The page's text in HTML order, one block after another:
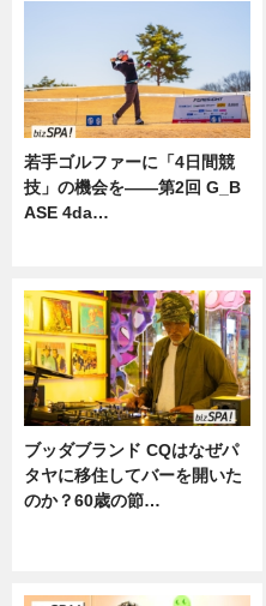
若手ゴルファーに「4日間競
技」の機会を——第2回 G_B
ASE 4da…
ブッダブランド CQはなぜパ
タヤに移住してバーを開いた
のか？60歳の節…